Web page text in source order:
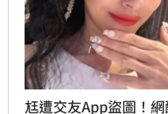
尪遭交友App盜圖！